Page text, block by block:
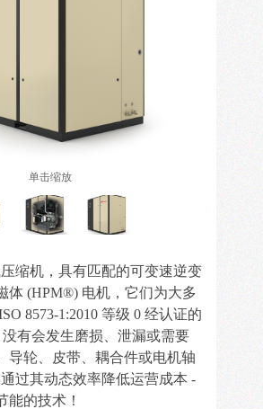
单击缩放
缩机，具有匹配的可变速逆变
体 (HPM®) 电机，它们为大多
8573-1:2010 等级 0 经认证的
没有会发生磨损、泄漏或需要
导轮、皮带、耦合件或电机轴
过其动态效率降低运营成本 -
能的技术！